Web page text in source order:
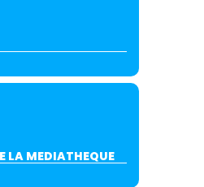
LA MEDIATHEQUE